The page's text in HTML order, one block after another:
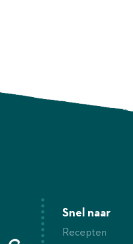
Snel naar
Recepten